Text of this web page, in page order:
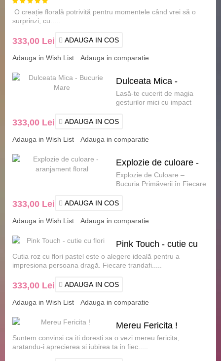
O creație florală potrivită pentru momentele când vrei să o
surprinzi, cu.....
333,00 Lei ADAUGA IN COS
Adauga in Wish List Adauga in comparatie
Dulceata Mica -
Bucurie Mare
Lasă-te cucerit de magia
gesturilor mici cu impact
Bucurie Mare nu este doar
333,00 Lei ADAUGA IN COS
Adauga in Wish List Adauga in comparatie
Explozie de culoare -
aranjament floral
Explozie de Culoare –
Bucuria Primăverii în Fiecare
dragi.....
333,00 Lei ADAUGA IN COS
Adauga in Wish List Adauga in comparatie
Pink Touch - cutie cu
flori
Cutia roz cu flori pastel este o alegere ideală pentru a
impresiona persoana dragă. Fiecare trandafi.....
333,00 Lei ADAUGA IN COS
Adauga in Wish List Adauga in comparatie
Mereu Fericita !
Suntem convinsi ca iti doresti sa o vezi mereu fericita,
aratandu-i aprecierea si iubirea ta in fiec.....